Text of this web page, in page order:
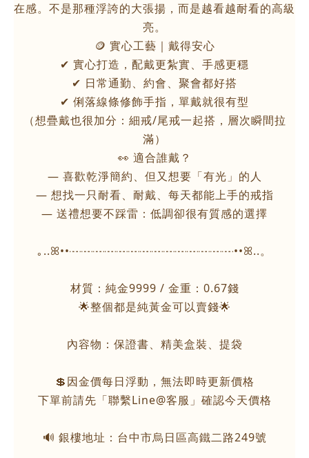
在感。不是那種浮誇的大張揚，而是越看越耐看的高級
亮。
🪙 實心工藝｜戴得安心
✔ 實心打造，配戴更紮實、手感更穩
✔ 日常通勤、約會、聚會都好搭
✔ 俐落線條修飾手指，單戴就很有型
（想疊戴也很加分：細戒/尾戒一起搭，層次瞬間拉
滿）
👀 適合誰戴？
— 喜歡乾淨簡約、但又想要「有光」的人
— 想找一只耐看、耐戴、每天都能上手的戒指
— 送禮想要不踩雷：低調卻很有質感的選擇
｡..ꕤ••┈┈┈┈┈┈┈┈┈┈┈┈┈┈••ꕤ..。
材質：純金9999 / 金重：0.67錢
🌟整個都是純黃金可以賣錢🌟
內容物：保證書、精美盒裝、提袋
💲因金價每日浮動，無法即時更新價格
下單前請先「聯繫Line@客服」確認今天價格
🔊 銀樓地址：台中市烏日區高鐵二路249號